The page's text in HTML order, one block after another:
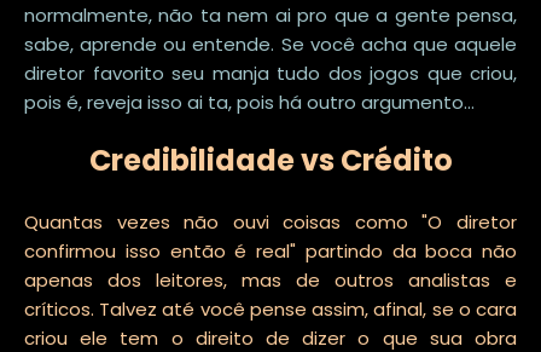
normalmente, não ta nem ai pro que a gente pensa,
sabe, aprende ou entende. Se você acha que aquele
diretor favorito seu manja tudo dos jogos que criou,
pois é, reveja isso ai ta, pois há outro argumento...
Credibilidade vs Crédito
Quantas vezes não ouvi coisas como "O diretor
confirmou isso então é real" partindo da boca não
apenas dos leitores, mas de outros analistas e
críticos. Talvez até você pense assim, afinal, se o cara
criou ele tem o direito de dizer o que sua obra